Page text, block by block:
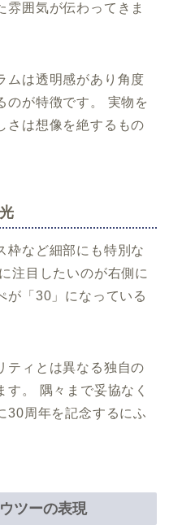
雰囲気が伝わってきま
ムは透明感があり角度
のが特徴です。 実物を
さは想像を絶するもの
枠など細部にも特別な
注目したいのが右側に
が「30」になっている
ティとは異なる独自の
。 隅々まで妥協なく
30周年を記念するにふ
ツーの表現